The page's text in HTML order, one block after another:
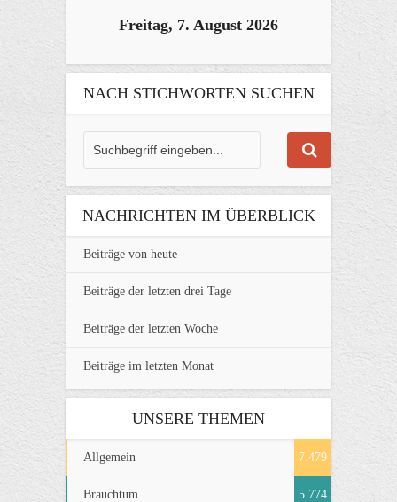
Freitag, 7. August 2026
NACH STICHWORTEN SUCHEN
NACHRICHTEN IM ÜBERBLICK
Beiträge von heute
Beiträge der letzten drei Tage
Beiträge der letzten Woche
Beiträge im letzten Monat
UNSERE THEMEN
Allgemein 7.479
Brauchtum 5.774